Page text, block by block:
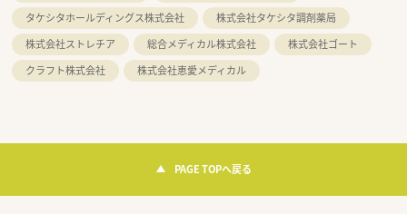
タケシタホールディングス株式会社
株式会社タケシタ調剤薬局
株式会社ストレチア
総合メディカル株式会社
株式会社ゴート
クラフト株式会社
株式会社恵愛メディカル
PAGE TOPへ戻る